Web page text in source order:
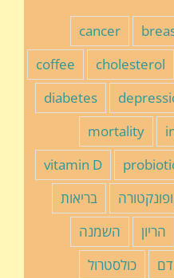
cancer
cholesterol
coffee
diabetes
mortality
vitamin D
בריאות
הריון
השמנה
כולסטרול